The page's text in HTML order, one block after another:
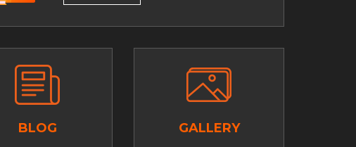
BLOG GALLERY